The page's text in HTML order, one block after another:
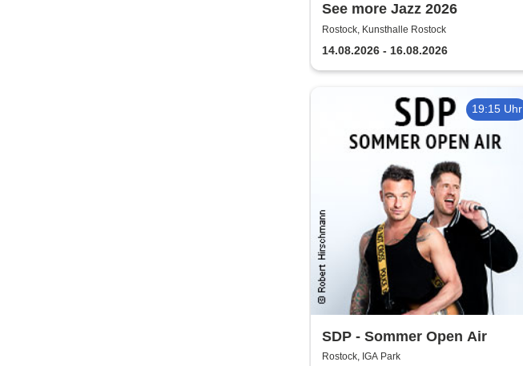
See more Jazz 2026
Rostock, Kunsthalle Rostock
14.08.2026 - 16.08.2026
19:15 Uhr
SDP - Sommer Open Air
Rostock, IGA Park